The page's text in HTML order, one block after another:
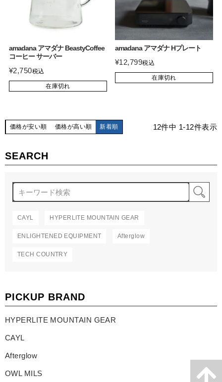
SEARCH
CAYL HYPERLITE MOUNTAIN GEAR
ENLIGHTENED EQUIPMENT Afterglow
TECH COUNTRY
PICKUP BRAND
HYPERLITE MOUNTAIN GEAR
CAYL
Afterglow
OWL MILS
amadana アマダナ BeastyCoffee
コーヒー サーバー
¥2,750税込
在庫切れ
amadana アマダナ Hプレート
¥12,799税込
在庫切れ
価格が安い順 価格が高い順 新着順 12件中 1-12件表示